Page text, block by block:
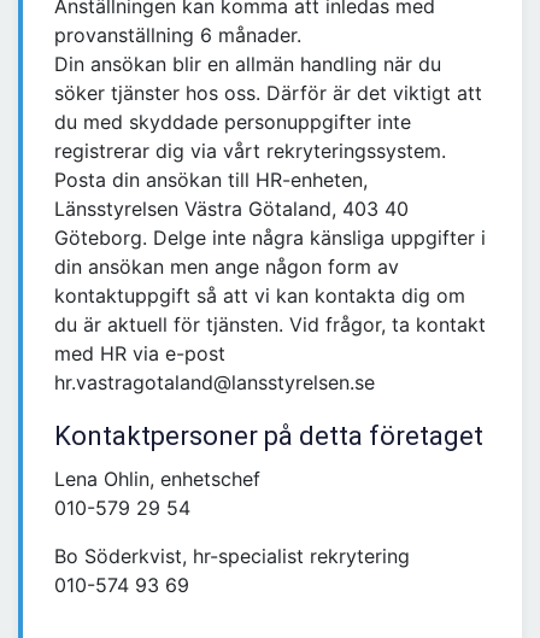
Anställningen kan komma att inledas med
provanställning 6 månader.
Din ansökan blir en allmän handling när du
söker tjänster hos oss. Därför är det viktigt att
du med skyddade personuppgifter inte
registrerar dig via vårt rekryteringssystem.
Posta din ansökan till HR-enheten,
Länsstyrelsen Västra Götaland, 403 40
Göteborg. Delge inte några känsliga uppgifter i
din ansökan men ange någon form av
kontaktuppgift så att vi kan kontakta dig om
du är aktuell för tjänsten. Vid frågor, ta kontakt
med HR via e-post
hr.vastragotaland@lansstyrelsen.se
Kontaktpersoner på detta företaget
Lena Ohlin, enhetschef
010-579 29 54
Bo Söderkvist, hr-specialist rekrytering
010-574 93 69